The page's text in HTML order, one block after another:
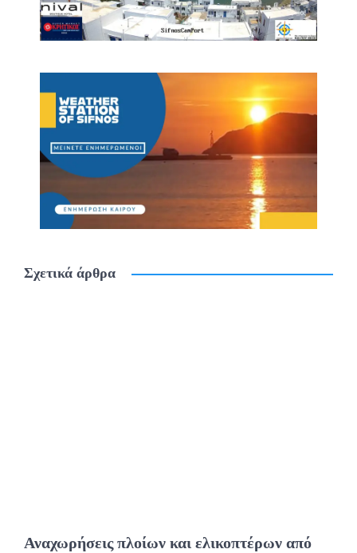
Σχετικά άρθρα
Αναχωρήσεις πλοίων και ελικοπτέρων από